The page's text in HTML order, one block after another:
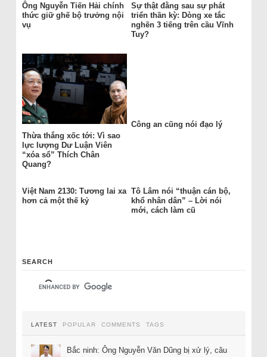
Ông Nguyễn Tiến Hải chính
thức giữ ghế bộ trưởng nội
vụ
Sự thật đằng sau sự phát
triển thần kỳ: Dòng xe tắc
nghẽn 3 tiếng trên cầu Vĩnh
Tuy?
Thừa thắng xốc tới: Vì sao
lực lượng Dư Luận Viên
“xóa sổ” Thích Chân
Quang?
Công an cũng nói đạo lý
Việt Nam 2130: Tương lai xa
hơn cả một thế kỷ
Tô Lâm nói “thuận cán bộ,
khổ nhân dân” – Lời nói
mới, cách làm cũ
SEARCH
LATEST POPULAR COMMENTS TAGS
Bắc ninh: Ông Nguyễn Văn Dũng bị xử lý, câu